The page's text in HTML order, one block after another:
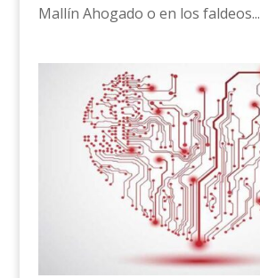
Mallín Ahogado o en los faldeos...